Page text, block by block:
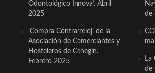
Odontológico Innova’. Abril
2025
‘Compra Contrarreloj’ de la
Asociación de Comerciantes y
Hosteleros de Cehegín.
Febrero 2025
de
La
de